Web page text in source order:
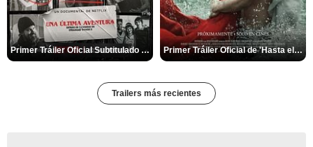
Primer Tráiler Oficial Subtitulado de 'Una última aventura: Detrás de cámaras de Stranger Things 5' Primer Tráiler Oficial de 'Hasta el fin del mundo'
Trailers más recientes